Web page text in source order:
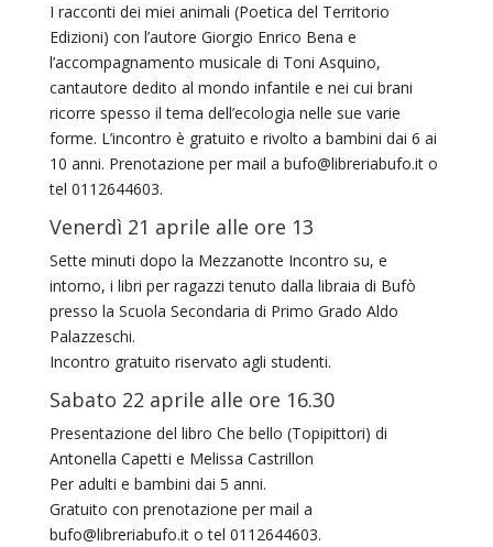
I racconti dei miei animali (Poetica del Territorio
Edizioni) con l’autore Giorgio Enrico Bena e
l’accompagnamento musicale di Toni Asquino,
cantautore dedito al mondo infantile e nei cui brani
ricorre spesso il tema dell’ecologia nelle sue varie
forme. L’incontro è gratuito e rivolto a bambini dai 6 ai
10 anni. Prenotazione per mail a bufo@libreriabufo.it o
tel 0112644603.
Venerdì 21 aprile alle ore 13
Sette minuti dopo la Mezzanotte Incontro su, e
intorno, i libri per ragazzi tenuto dalla libraia di Bufò
presso la Scuola Secondaria di Primo Grado Aldo
Palazzeschi.
Incontro gratuito riservato agli studenti.
Sabato 22 aprile alle ore 16.30
Presentazione del libro Che bello (Topipittori) di
Antonella Capetti e Melissa Castrillon
Per adulti e bambini dai 5 anni.
Gratuito con prenotazione per mail a
bufo@libreriabufo.it o tel 0112644603.